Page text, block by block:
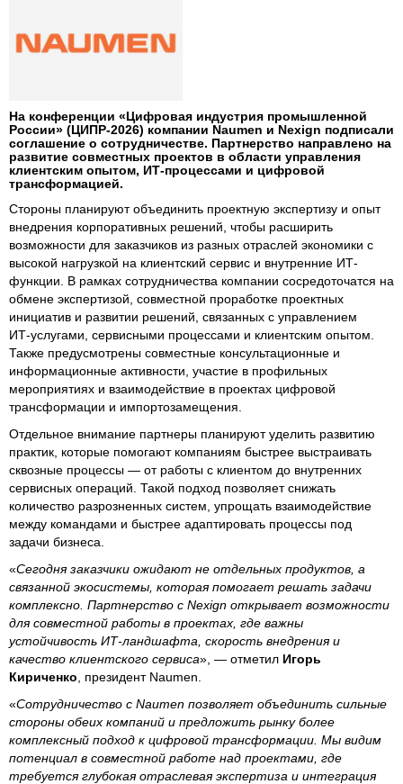
На конференции «Цифровая индустрия промышленной
России» (ЦИПР-2026) компании Naumen и Nexign подписали
соглашение о сотрудничестве. Партнерство направлено на
развитие совместных проектов в области управления
клиентским опытом, ИТ‑процессами и цифровой
трансформацией.
Стороны планируют объединить проектную экспертизу и опыт
внедрения корпоративных решений, чтобы расширить
возможности для заказчиков из разных отраслей экономики с
высокой нагрузкой на клиентский сервис и внутренние ИТ-
функции. В рамках сотрудничества компании сосредоточатся на
обмене экспертизой, совместной проработке проектных
инициатив и развитии решений, связанных с управлением
ИТ‑услугами, сервисными процессами и клиентским опытом.
Также предусмотрены совместные консультационные и
информационные активности, участие в профильных
мероприятиях и взаимодействие в проектах цифровой
трансформации и импортозамещения.
Отдельное внимание партнеры планируют уделить развитию
практик, которые помогают компаниям быстрее выстраивать
сквозные процессы — от работы с клиентом до внутренних
сервисных операций. Такой подход позволяет снижать
количество разрозненных систем, упрощать взаимодействие
между командами и быстрее адаптировать процессы под
задачи бизнеса.
«Сегодня заказчики ожидают не отдельных продуктов, а
связанной экосистемы, которая помогает решать задачи
комплексно. Партнерство с Nexign открывает возможности
для совместной работы в проектах, где важны
устойчивость ИТ‑ландшафта, скорость внедрения и
качество клиентского сервиса», — отметил Игорь
Кириченко , президент Naumen.
«Сотрудничество с Naumen позволяет объединить сильные
стороны обеих компаний и предложить рынку более
комплексный подход к цифровой трансформации. Мы видим
потенциал в совместной работе над проектами, где
требуется глубокая отраслевая экспертиза и интеграция